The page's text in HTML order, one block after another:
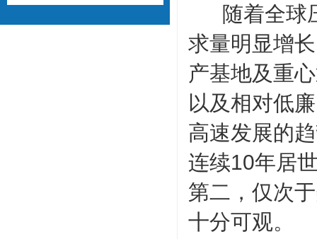
随着全球
求量明显增
产基地及重
以及相对低
高速发展的
连续10年居
第二，仅次
十分可观。